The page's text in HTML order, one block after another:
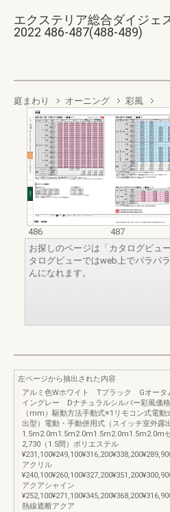
エクステリア総合ダイジェ
2022 486-487(488-489)
庭まわり オーニング 彩風
486
487
お探しのページは「カタログビュ
タログビューではweb上でパラパ
んになれます。
左ページから抽出された内容
アルミ色Wホワイト Tブラック Gオータ
イングレー Dナチュラルシルバー彩風価
（mm）駆動方法手動式※1リモコン式電動
出型）電動・手動併用式（スイッチ室外露
1.5m2.0m1.5m2.0m1.5m2.0m1.5m2.0m
2,730（1.5間）ポリエステル
アクリル
アクアシャイン
熱線遮断アクア